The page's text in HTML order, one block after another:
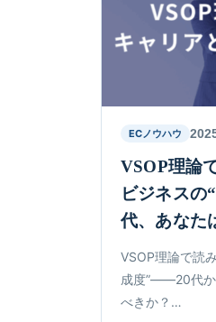
ECノウハウ
VSOP理論
ビジネス
代、あなた
VSOP理論で読
成度”――20代か
べきか？…